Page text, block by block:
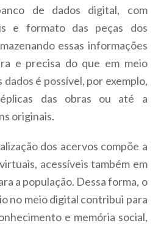
de dados digital, com
e formato das peças dos
essas informações
e precisa do que em meio
dados é possível, por exemplo,
das obras ou até a
originais.
dos acervos compõe a
acessíveis também em
a população. Dessa forma, o
no meio digital contribui para
e memória social,